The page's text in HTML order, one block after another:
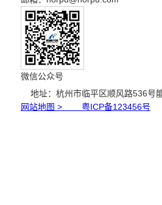
微信公众号
地址：杭州市临平区顺风路536号
网站地图 > 粤ICP备123456号